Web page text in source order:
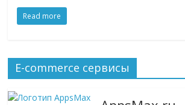
соцсетях
об
онлайн-
торговле,
Read more
E-commerce сервисы